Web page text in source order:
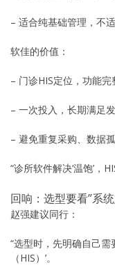
– 适合纯基础管理，不
软佳的价值：
– 门诊HIS定位，功能完
– 一次投入，长期满足
– 避免重复采购、数据
“诊所软件解决’温饱’，
回响：选型要看”系
赵强建议同行：
“选型时，先明确自己需
（HIS）’。